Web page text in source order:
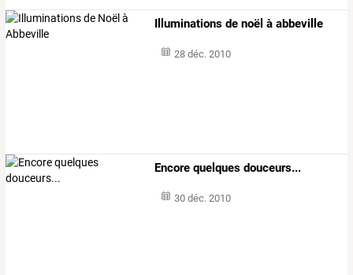
Illuminations de noël à abbeville
28 déc. 2010
Encore quelques douceurs...
30 déc. 2010